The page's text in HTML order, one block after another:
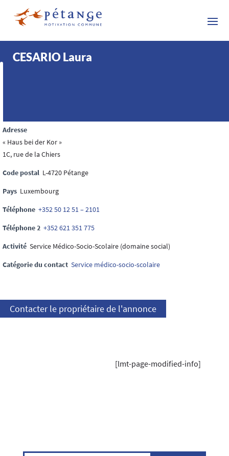
CESARIO Laura
Adresse
« Haus bei der Kor »
1C, rue de la Chiers​
Code postal L-4720 Pétange
Pays Luxembourg
Téléphone +352 50 12 51 – 2101
Téléphone 2 +352 621 351 775
Activité Service Médico-Socio-Scolaire (domaine social)
Catégorie du contact Service médico-socio-scolaire
Contacter le propriétaire de l'annonce
[lmt-page-modified-info]